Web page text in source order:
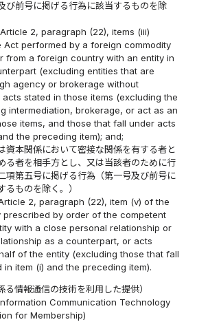
び前号に掲げる行為に該当するものを除
2, paragraph (22), items (iii)
Act performed by a foreign commodity
from a foreign country with an entity in
(excluding entities that are
agency or brokerage without
stated in those items (excluding the
intermediation, brokerage, or act as an
items, and those that fall under acts
the preceding item); and;
資本関係において密接な関係を有する者と
る者を相手方とし、又は当該者のために行
項第五号に掲げる行為（第一号及び前号に
ものを除く。）
2, paragraph (22), item (v) of the
prescribed by order of the competent
with a close personal relationship or
as a counterpart, or acts
of the entity (excluding those that fall
item (i) and the preceding item).
る情報通信の技術を利用した提供）
Communication Technology
for Membership)